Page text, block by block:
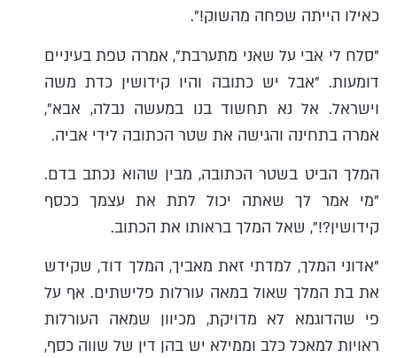
כאילו הייתה שפחה מהשוק!".
"סלח לי אבי על שאני מתערבת", אמרה טפת בעיניים
דומעות. "אבל יש כתובה והיו קידושין כדת משה
וישראל. אל נא תחשוד בנו במעשה נבלה, אבא",
אמרה בתחינה והגישה את שטר הכתובה לידי אביה.
המלך הביט בשטר הכתובה, מבין שהוא נכתב בדם.
"מי אמר לך שאתה יכול לתת את עצמך ככסף
קידושין?!", שאל המלך בראותו את הכתוב.
"אדוני המלך, למדתי זאת מאביך, המלך דוד, שקידש
את בת המלך שאול במאה עורלות פלישתים. אף על
פי שהדוגמא לא מדויקת, מכיוון שמאה העורלות
ראויות למאכל כלב וממילא יש בהן דין של שווה כסף,